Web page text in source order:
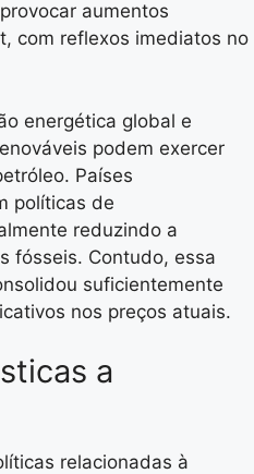
aumentos
com reflexos imediatos no
energética global e
podem exercer
Países
políticas de
reduzindo a
fósseis. Contudo, essa
suficientemente
nos preços atuais.
a
relacionadas à